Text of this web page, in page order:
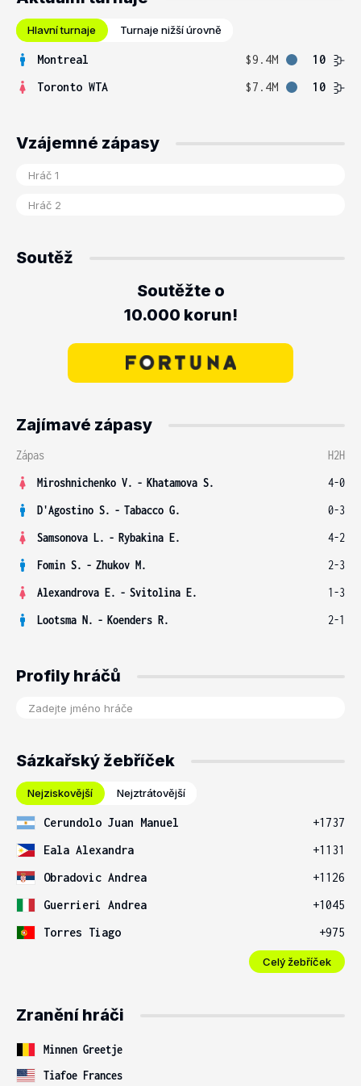
Hlavní turnaje Turnaje nižší úrovně
Montreal $9.4M
10
Toronto WTA
$7.4M 10
Vzájemné zápasy
Soutěž
Soutěžte o
10.000 korun!
Zajímavé zápasy
Zápas
H2H
Miroshnichenko V. - Khatamova S.
4-0
D'Agostino S. - Tabacco G.
0-3
Samsonova L. - Rybakina E.
4-2
Fomin S. - Zhukov M.
2-3
Alexandrova E. - Svitolina E.
1-3
Lootsma N. - Koenders R. 2-1
Profily hráčů
Sázkařský žebříček
Nejziskovější Nejztrátovější
Cerundolo Juan Manuel
+1737
Eala Alexandra
+1131
Obradovic Andrea
+1126
Guerrieri Andrea
+1045
Torres Tiago
+975
Celý žebříček
Zranění hráči
Minnen Greetje
Tiafoe Frances